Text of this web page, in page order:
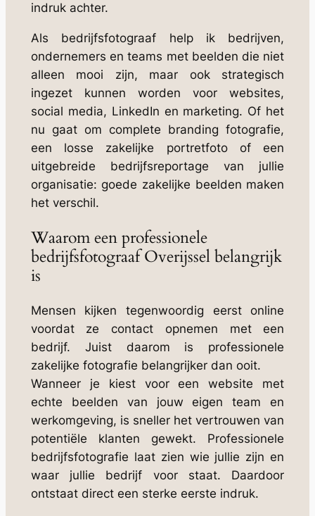
indruk achter.
Als bedrijfsfotograaf help ik bedrijven,
ondernemers en teams met beelden die niet
alleen mooi zijn, maar ook strategisch
ingezet kunnen worden voor websites,
social media, LinkedIn en marketing. Of het
nu gaat om complete branding fotografie,
een losse zakelijke portretfoto of een
uitgebreide bedrijfsreportage van jullie
organisatie: goede zakelijke beelden maken
het verschil.
Waarom een professionele
bedrijfsfotograaf Overijssel belangrijk
is
Mensen kijken tegenwoordig eerst online
voordat ze contact opnemen met een
bedrijf. Juist daarom is professionele
zakelijke fotografie belangrijker dan ooit.
Wanneer je kiest voor een website met
echte beelden van jouw eigen team en
werkomgeving, is sneller het vertrouwen van
potentiële klanten gewekt. Professionele
bedrijfsfotografie laat zien wie jullie zijn en
waar jullie bedrijf voor staat. Daardoor
ontstaat direct een sterke eerste indruk.